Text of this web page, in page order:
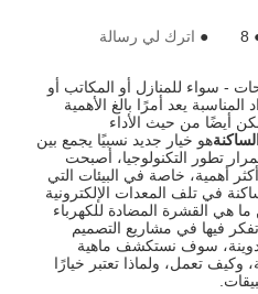
8
● اترك لي رسالة
- سواء للمنازل أو المكاتب أو
المناسبة يعد أمرًا بالغ الأهمية
أيضًا من حيث الأداء
هو خيار جديد نسبيًا يجمع بين
تطور التكنولوجيا، أصبحت
أهمية، خاصة في البيئات التي
في تلف المعدات الإلكترونية
ما هي القشرة المضادة للكهرباء
فيها في مشاريع التصميم
سوف نستكشف ماهية
وكيف تعمل، ولماذا تعتبر خيارًا